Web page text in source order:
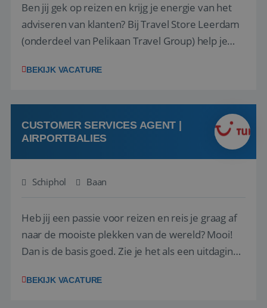
Ben jij gek op reizen en krijg je energie van het
adviseren van klanten? Bij Travel Store Leerdam
(onderdeel van Pelikaan Travel Group) help je
vinden. Samen maken we van elke reis een
hebt in de reisbranche of j...
BEKIJK VACATURE
CUSTOMER SERVICES AGENT |
AIRPORTBALIES
Schiphol Baan
Heb jij een passie voor reizen en reis je graag af
naar de mooiste plekken van de wereld? Mooi!
Dan is de basis goed. Zie je het als een uitdaging
het samenstellen en boeken van de perfecte
BEKIJK VACATURE